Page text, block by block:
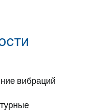
вибраций